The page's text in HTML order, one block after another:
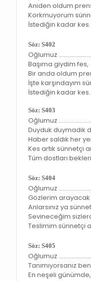
Aniden oldum
Korkmuyorum
İstediğin kadar kes.
Söz: S402
Oğlumuz
Başıma giydim fes,
Bir anda oldum
İşte karşındayım
İstediğin kadar kes..
Söz: S403
Oğlumuz
Duyduk duymadık
Haber saldık her
Kes artık sünnetçi
Tüm dostları
Söz: S404
Oğlumuz
Gözlerim arayacak
Anlarsınız ya
Sevineceğim
Teslimim sünnetçi
Söz: S405
Oğlumuz
Tanımıyorsanız
En neşeli